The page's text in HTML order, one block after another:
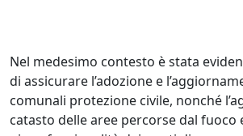
Nel medesimo contesto è stata
di assicurare l’adozione e
comunali protezione civile, nonché
catasto delle aree percorse dal fuoco